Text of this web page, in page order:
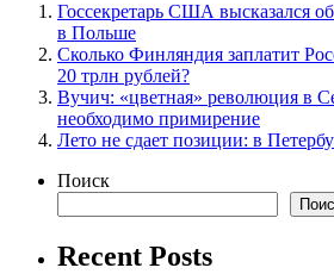
Госсекретарь США высказался
в Польше
Сколько Финляндия заплатит
20 трлн рублей?
Вучич: «цветная» революция в
необходимо примирение
Лето не сдает позиции: в
Поиск
Recent Posts